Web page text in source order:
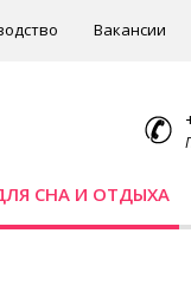
Вакансии
СНА И ОТДЫХА